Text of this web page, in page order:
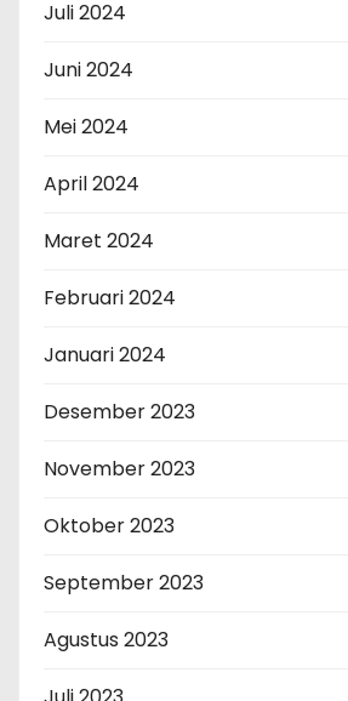
Juli 2024
Juni 2024
Mei 2024
April 2024
Maret 2024
Februari 2024
Januari 2024
Desember 2023
November 2023
Oktober 2023
September 2023
Agustus 2023